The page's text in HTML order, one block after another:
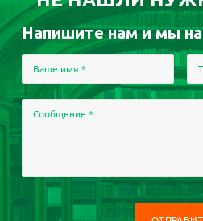
Напишите нам и мы
Ваше имя *
Сообщение *